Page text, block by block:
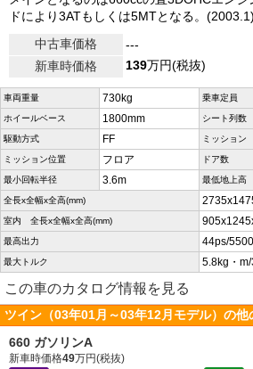
ドにより3ATもしくは5MTとなる。(2003.1)
中古車価格
---
新車時価格
139万円(税抜)
車両重量 730kg 乗車定員
ホイールベース 1800mm シート列数
駆動方式 FF ミッション
ミッション位置 フロア ドア数
最小回転半径 3.6m 最低地上高
全長x全幅x全高(mm)
室内 全長x全幅x全高(mm)
最高出力 44ps/
最大トルク 5.8kg・
この車のカタログ情報を見る
ツイン（03年01月～03年12月モデル）の他
660 ガソリンA
新車時価格49万円(税抜)